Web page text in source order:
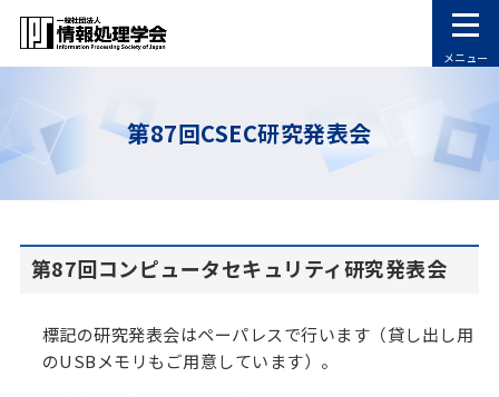
メニュー
第87回CSEC研究発表会
第87回コンピュータセキュリティ研究発表会
標記の研究発表会はペーパレスで行います（貸し出し用
のUSBメモリもご用意しています）。